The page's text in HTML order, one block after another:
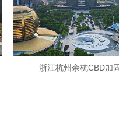
浙江杭州余杭CBD加